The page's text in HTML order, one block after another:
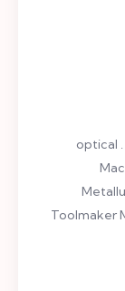
optical
Toolmaker